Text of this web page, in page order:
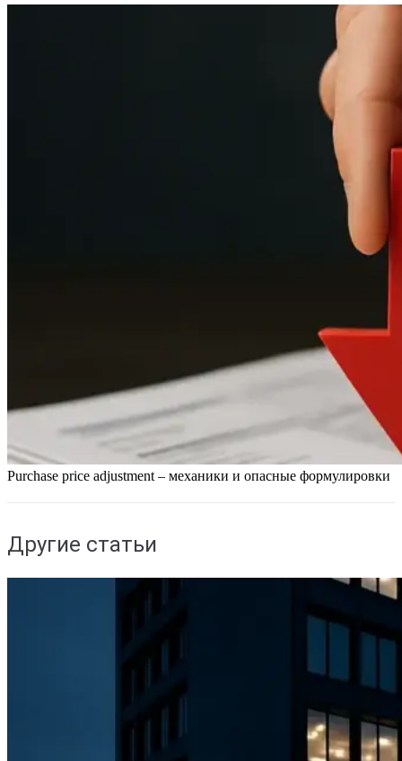
Purchase price adjustment – механики и опасные формулировки
Другие статьи